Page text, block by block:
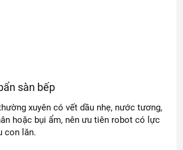
sàn bếp
xuyên có vết dầu nhẹ, nước tương,
hoặc bụi ẩm, nên ưu tiên robot có lực
con lăn.